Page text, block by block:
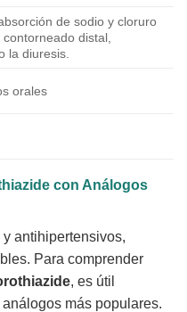
de sodio y cloruro
distal,
la diuresis.
orales
con Análogos
antihipertensivos,
Para comprender
, es útil
más populares.